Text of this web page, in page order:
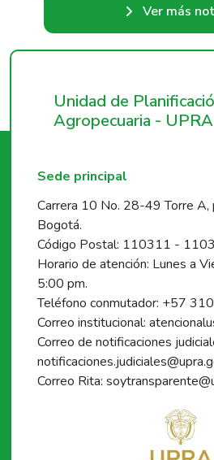
Ver más
Unidad de
Agropecuaria - UPRA
Sede principal
Carrera 10 No. 28-49 Torre
Bogotá.
Código Postal: 110311 -
Horario de atención: Lunes a
5:00 pm.
Teléfono conmutador: +57
Correo institucional:
Correo de notificaciones
Correo Rita: